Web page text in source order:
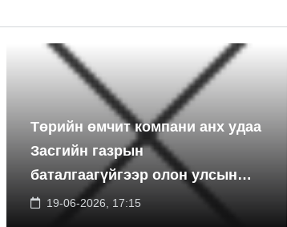
Төрийн өмчит компани анх удаа
Засгийн газрын
баталгаагүйгээр олон улсын
экспортын зээлийн санхүүжилт
19-06-2026, 17:15